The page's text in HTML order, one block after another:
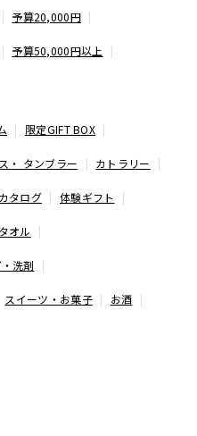
予算20,000円
予算50,000円以上
限定GIFT BOX
・ タンブラー カトラリー
タログ 体験ギフト
オル
洗剤
スイーツ・お菓子 お酒